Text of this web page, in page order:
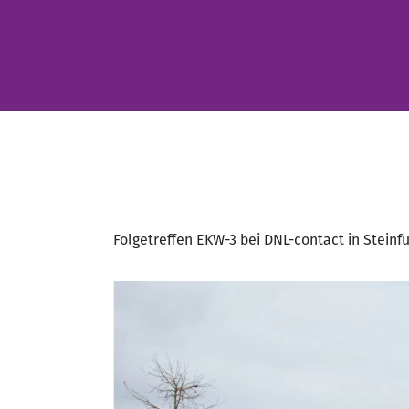
Folgetreffen EKW-3 bei DNL-contact in